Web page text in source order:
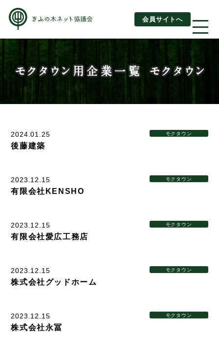
会員サイトへ
About us
ぎふの木ネットとは
ご利用ガイド
運営団体情報
新着情報
ぎふの木ガーデン
ぎふの木ネットの家づくり
モクタウン用企業一覧 モクタウン
2024.01.25 モクタウン
後藤建築
2023.12.15 モクタウン
有限会社KENSHO
2023.12.15 モクタウン
有限会社愛広工務店
2023.12.15 モクタウン
株式会社グッドホーム
2023.12.15 モクタウン
株式会社永冨